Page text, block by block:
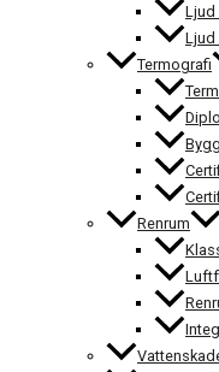
Ljud
Ljud
Termografi
Renrum